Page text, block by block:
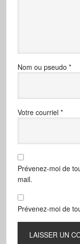
Nom ou pseudo *
Votre courriel *
Prévenez-moi de
mail.
Prévenez-moi de